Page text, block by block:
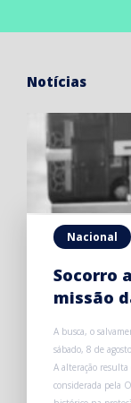
Notícias
Nacional
Socorro
missão
A busca, o
sábado, 8 de
A alteração
considerada pela